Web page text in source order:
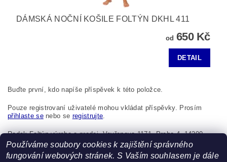
DÁMSKÁ NOČNÍ KOŠILE FOLTÝN DKHL 411
od 650 Kč
DETAIL
Buďte první, kdo napíše příspěvek k této položce.
Pouze registrovaní uživatelé mohou vkládat příspěvky. Prosím
přihlaste senebo se registrujte
Radek Foltýn výroba a prodej, Vavřenova 1171, Praha 4, 14200,
Česká republika, foltynradek@seznam.cz
Používáme soubory cookies k zajištění správného
fungování webových stránek. S Vaším souhlasem je dále